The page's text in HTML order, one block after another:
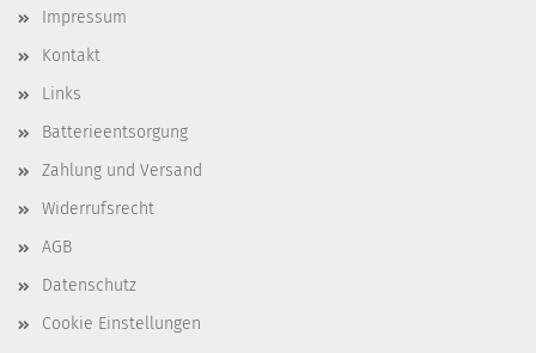
Impressum
Kontakt
Links
Batterieentsorgung
Zahlung und Versand
Widerrufsrecht
AGB
Datenschutz
Cookie Einstellungen